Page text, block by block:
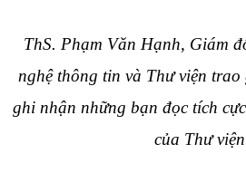
ThS. Phạm Văn Hạnh, Giám
nghệ thông tin và Thư viện
ghi nhận những bạn đọc tích
của Thư